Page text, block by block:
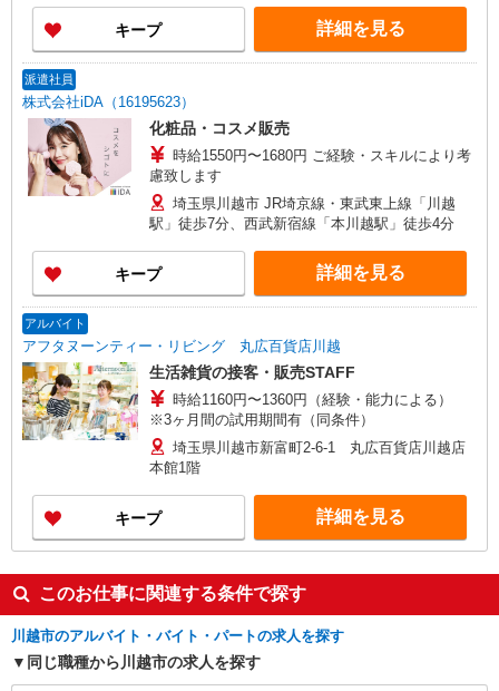
キープ 詳細を見る
派遣社員
株式会社iDA（16195623）
化粧品・コスメ販売
時給1550円〜1680円 ご経験・スキルにより考
慮致します
埼玉県川越市 JR埼京線・東武東上線「川越
駅」徒歩7分、西武新宿線「本川越駅」徒歩4分
キープ 詳細を見る
アルバイト
アフタヌーンティー・リビング 丸広百貨店川越
生活雑貨の接客・販売STAFF
時給1160円〜1360円（経験・能力による）
※3ヶ月間の試用期間有（同条件）
埼玉県川越市新富町2-6-1 丸広百貨店川越店
本館1階
キープ 詳細を見る
このお仕事に関連する条件で探す
川越市のアルバイト・バイト・パートの求人を探す
同じ職種から川越市の求人を探す